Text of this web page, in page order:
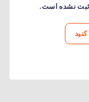
ثبت نشده است.